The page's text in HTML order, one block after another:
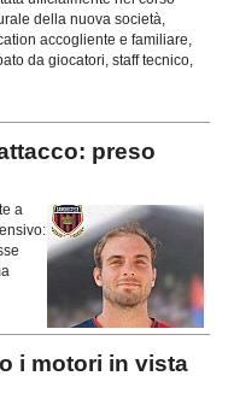
della nuova società,
accogliente e familiare,
da giocatori, staff tecnico,
preso
a
i motori in vista